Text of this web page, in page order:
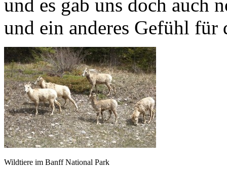
und es gab uns doch auch
und ein anderes Gefühl für
Wildtiere im Banff National Park